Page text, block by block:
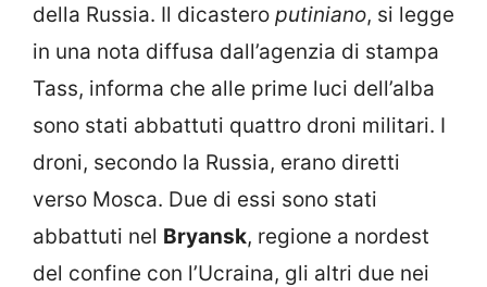
della Russia. Il dicastero putiniano, si legge
in una nota diffusa dall’agenzia di stampa
Tass, informa che alle prime luci dell’alba
sono stati abbattuti quattro droni militari. I
droni, secondo la Russia, erano diretti
verso Mosca. Due di essi sono stati
abbattuti nel Bryansk, regione a nordest
del confine con l’Ucraina, gli altri due nei